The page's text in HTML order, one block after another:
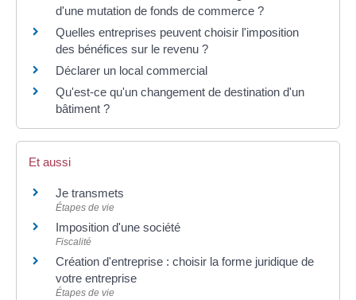
d'une mutation de fonds de commerce ?
Quelles entreprises peuvent choisir l'imposition
des bénéfices sur le revenu ?
Déclarer un local commercial
Qu'est-ce qu'un changement de destination d'un
bâtiment ?
Et aussi
Je transmets
Étapes de vie
Imposition d'une société
Fiscalité
Création d'entreprise : choisir la forme juridique de
votre entreprise
Étapes de vie